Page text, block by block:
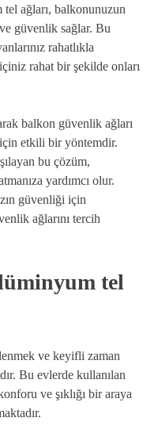
ağları, balkonunuzun
güvenlik sağlar. Bu
rahatlıkla
rahat bir şekilde onları
balkon güvenlik ağları
etkili bir yöntemdir.
bu çözüm,
yardımcı olur.
güvenliği için
ağlarını tercih
tel
ve keyifli zaman
Bu evlerde kullanılan
ve şıklığı bir araya